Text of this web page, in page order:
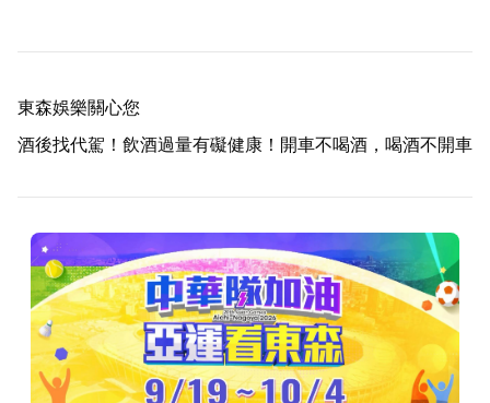
東森娛樂關心您
酒後找代駕！飲酒過量有礙健康！開車不喝酒，喝酒不開車